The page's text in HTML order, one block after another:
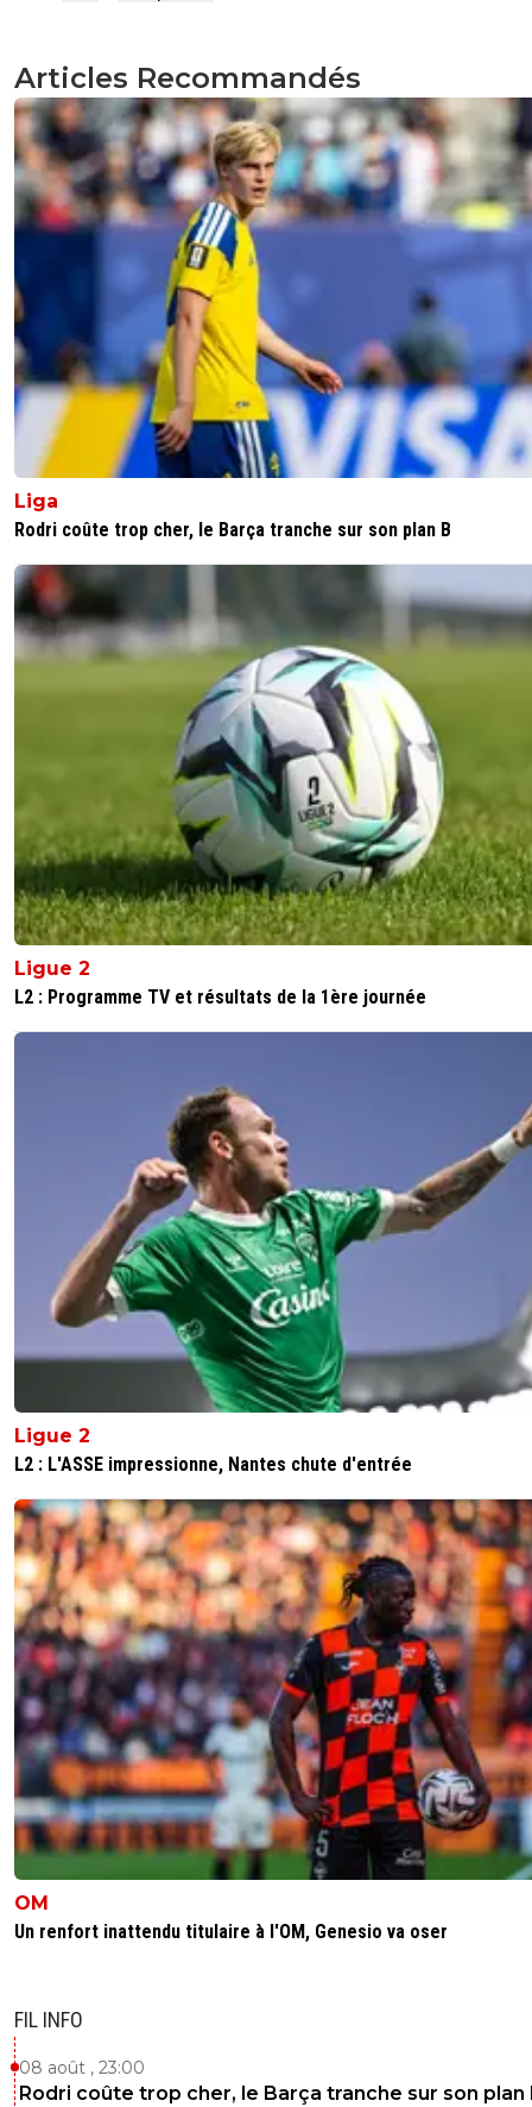
Articles Recommandés
Liga
Rodri coûte trop cher, le Barça tranche sur son plan B
Ligue 2
L2 : Programme TV et résultats de la 1ère journée
Ligue 2
L2 : L'ASSE impressionne, Nantes chute d'entrée
OM
Un renfort inattendu titulaire à l'OM, Genesio va oser
FIL INFO
08 août , 23:00
Rodri coûte trop cher, le Barça tranche sur son plan